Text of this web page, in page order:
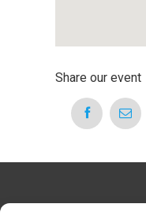
Share our event